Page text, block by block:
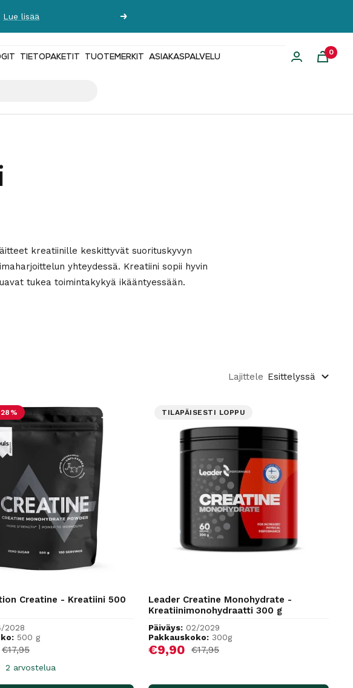
Lue lisää Seuraava
TIETOPAKETIT TUOTEMERKIT ASIAKASPALVELU
0
kreatiinille keskittyvät suorituskyvyn
yhteydessä. Kreatiini sopii hyvin
tukea toimintakykyä ikääntyessään.
Lajittele Esittelyssä
Creatine - Kreatiini 500
2028
500 g
Normaalihinta
€17,95
2 arvostelua
TILAPÄISESTI LOPPU
Leader Creatine Monohydrate -
Kreatiinimonohydraatti 300 g
Päiväys: 02/2029
Pakkauskoko: 300g
Alennushinta
€9,90 Normaalihinta
€17,95